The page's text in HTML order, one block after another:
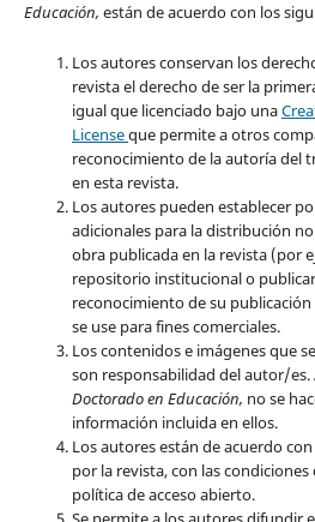
Educación, están de acuerdo con los
Los autores conservan los
revista el derecho de ser la
igual que licenciado bajo una
Licenseque permite a otros
reconocimiento de la autoría del
en esta revista.
Los autores pueden establecer
adicionales para la distribución
obra publicada en la revista (por
repositorio institucional o
reconocimiento de su
se use para fines comerciales.
Los contenidos e imágenes que
son responsabilidad del autor/es.
Doctorado en Educación, no se
información incluida en ellos.
Los autores están de acuerdo
por la revista, con las
política de acceso abierto.